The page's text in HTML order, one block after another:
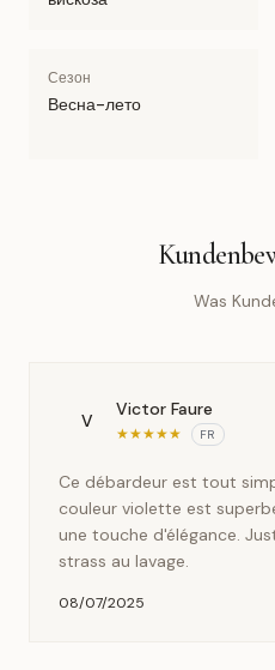
Сезон
Весна-лето
Was
V
Victor Faure
★★★★★ FR
Ce débardeur est tout
couleur violette est
une touche d'élégance.
strass au lavage.
08/07/2025